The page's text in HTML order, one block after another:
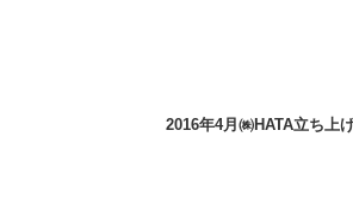
2016年4月㈱HATA立ち上